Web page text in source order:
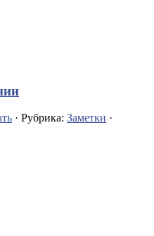
· Рубрика: Заметки ·